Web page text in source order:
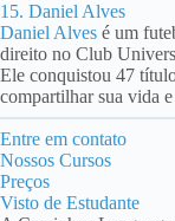
15. Daniel Alves
Daniel Alves é um
direito no Club
Ele conquistou 47
compartilhar sua vida
Entre em contato
Nossos Cursos
Preços
Visto de Estudante